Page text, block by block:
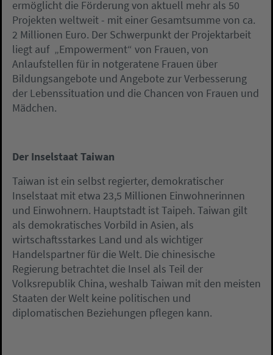
ermöglicht die Förderung von aktuell mehr als 50
Projekten weltweit - mit einer Gesamtsumme von ca.
2 Millionen Euro. Der Schwerpunkt der Projektarbeit
liegt auf „Empowerment“ von Frauen, von
Anlaufstellen für in notgeratene Frauen über
Bildungsangebote und Angebote zur Verbesserung
der Lebenssituation und die Chancen von Frauen und
Mädchen.
Der Inselstaat Taiwan
Taiwan ist ein selbst regierter, demokratischer
Inselstaat mit etwa 23,5 Millionen Einwohnerinnen
und Einwohnern. Hauptstadt ist Taipeh. Taiwan gilt
als demokratisches Vorbild in Asien, als
wirtschaftsstarkes Land und als wichtiger
Handelspartner für die Welt. Die chinesische
Regierung betrachtet die Insel als Teil der
Volksrepublik China, weshalb Taiwan mit den meisten
Staaten der Welt keine politischen und
diplomatischen Beziehungen pflegen kann.